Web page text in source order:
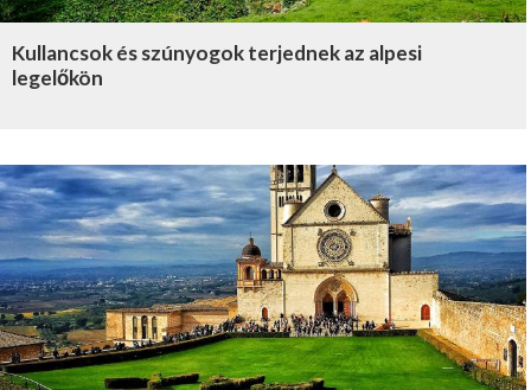
Kullancsok és szúnyogok terjednek az alpesi
legelőkön